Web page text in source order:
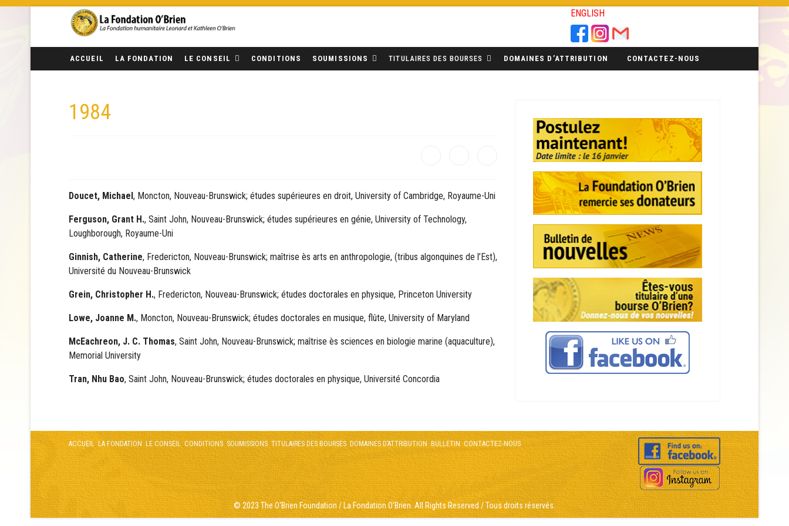
ENGLISH
ACCUEIL LA FONDATION LE CONSEIL CONDITIONS SOUMISSIONS TITULAIRES DES BOURSES DOMAINES D’ATTRIBUTION CONTACTEZ-NOUS
1984
Doucet, Michael, Moncton, Nouveau-Brunswick; études supérieures en droit, University of Cambridge, Royaume-Uni
Ferguson, Grant H., Saint John, Nouveau-Brunswick; études supérieures en génie, University of Technology,
Loughborough, Royaume-Uni
Ginnish, Catherine, Fredericton, Nouveau-Brunswick; maîtrise ès arts en anthropologie, (tribus algonquines de l’Est),
Université du Nouveau-Brunswick
Grein, Christopher H., Fredericton, Nouveau-Brunswick; études doctorales en physique, Princeton University
Lowe, Joanne M., Moncton, Nouveau-Brunswick; études doctorales en musique, flûte, University of Maryland
McEachreon, J. C. Thomas, Saint John, Nouveau-Brunswick; maîtrise ès sciences en biologie marine (aquaculture),
Memorial University
Tran, Nhu Bao, Saint John, Nouveau-Brunswick; études doctorales en physique, Université Concordia
ACCUEIL LA FONDATION LE CONSEIL CONDITIONS SOUMISSIONS TITULAIRES DES BOURSES DOMAINES D’ATTRIBUTION BULLETIN CONTACTEZ-NOUS
© 2023 The O'Brien Foundation / La Fondation O'Brien. All Rights Reserved / Tous droits réservés.